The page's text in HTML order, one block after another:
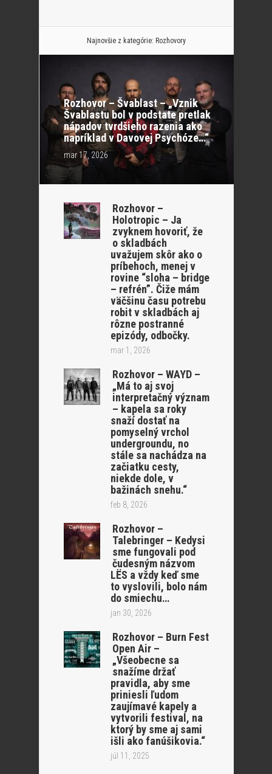
Najnovšie z kategórie: Rozhovory
Rozhovor – Švablast – „Vznik
Švablastu bol v podstate pretlak
nápadov tvrdšieho razenia ako
napríklad v Davovej Psychóze…“
mar 17, 2026
Rozhovor –
Holotropic – Ja
zvyknem hovoriť, že
o skladbách
uvažujem skôr ako o
príbehoch, menej v
rovine “sloha – bridge
– refrén”. Čiže mám
väčšinu času potrebu
robit v skladbách aj
rôzne postranné
epizódy, odbočky.
mar 1, 2026
Rozhovor – WAYD –
„Má to aj svoj
interpretačný význam
– kapela sa roky
snaží dostať na
pomyselný vrchol
undergroundu, no
stále sa nachádza na
začiatku cesty,
niekde dole, v
bažinách snehu.“
feb 8, 2026
Rozhovor –
Talebringer – Kedysi
sme fungovali pod
čudesným názvom
LËS a vždy keď sme
to vyslovili, bolo nám
do smiechu…
jan 30, 2026
Rozhovor – Burn Fest
Open Air –
„Všeobecne sa
snažíme držať
pravidla, aby sme
priniesli ľudom
zaujímavé kapely a
vytvorili festival, na
ktorý by sme aj sami
išli ako fanúšikovia.“
júl 11, 2025